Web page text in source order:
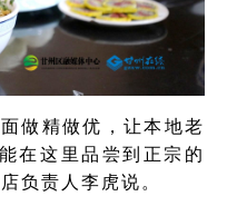
做精做优，让本地老
在这里品尝到正宗的
负责人李虎说。